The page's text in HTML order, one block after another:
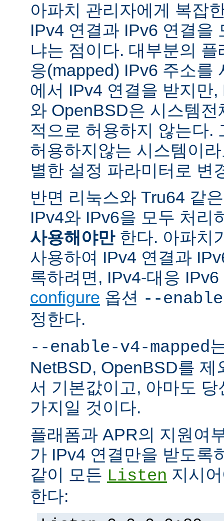
아파치 관리자에게 복잡
IPv4 연결과 IPv6 연결을
냐는 점이다. 대부분의
응(mapped) IPv6 주소를
에서 IPv4 연결을 받지만
와 OpenBSD은 시스템
적으로 허용하지 않는다.
허용하지않는 시스템이
별한 설정 파라미터로 변
반면 리눅스와 Tru64 같
IPv4와 IPv6을 모두 처리
사용해야만한다. 아파치
사용하여 IPv4 연결과
록하려면, IPv4-대응
configure 옵션 --
정한다.
--enable-v4-mapped
NetBSD, OpenBSD를 제
서 기본값이고, 아마도
가지일 것이다.
플래폼과 APR의 지원여
가 IPv4 연결만을 받도록
같이 모든 Listen 지시
한다: